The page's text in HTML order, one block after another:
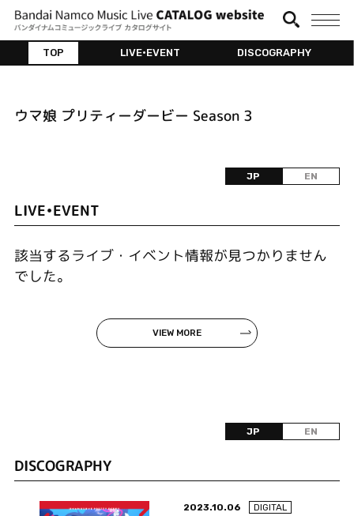
TOP LIVE•EVENT DISCOGRAPHY
ウマ娘 プリティーダービー Season 3
JP EN
LIVE•EVENT
該当するライブ・イベント情報が見つかりません
でした。
VIEW MORE
JP EN
DISCOGRAPHY
2023.10.06 DIGITAL